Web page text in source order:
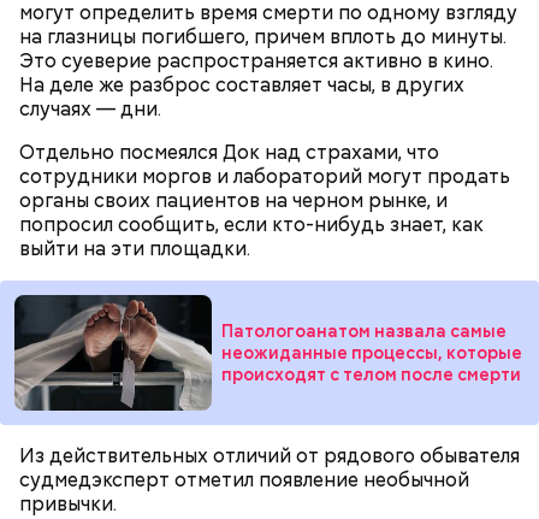
могут определить время смерти по одному взгляду
на глазницы погибшего, причем вплоть до минуты.
Это суеверие распространяется активно в кино.
На деле же разброс составляет часы, в других
случаях — дни.
Отдельно посмеялся Док над страхами, что
сотрудники моргов и лабораторий могут продать
органы своих пациентов на черном рынке, и
попросил сообщить, если кто-нибудь знает, как
выйти на эти площадки.
Патологоанатом назвала самые
неожиданные процессы, которые
происходят с телом после смерти
Из действительных отличий от рядового обывателя
судмедэксперт отметил появление необычной
привычки.
воспаление: диетолог Писарева
рассказала о пользе черники
жареном, вареном, тушеном, сушеном и соленом.
Однако с точки зрения пользы лучше отдать
предпочтение маринованным, соленым и тушеным
вариациям, — посоветовал эндокринолог.
средней полосе России.Не опасен ли он и можно
ли собирать обычные грибы, которые растут
рядом, «Вечерней Москве» рассказал эксперт по
грибам Дмитрий Тихомиров.
«Новым рекордам — быть»: как
активность Эль-Ниньо может
или просто погаснуть. Однако есть риск, что она
может и взорваться.
невозможно. Если допустить резкое движение,
поток воздуха может увлечь шар за человеком, и
тот будет следовать за ним до тех пор, пока не
угаснет, — объяснил Бычков. — Но чаще всего они
не взрываются. Это редкий случай. Обычно энергия